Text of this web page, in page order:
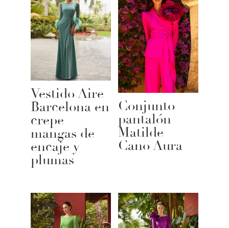
Vestido Aire
Barcelona en
crepe
mangas de
encaje y
plumas
Conjunto
pantalón
Matilde
Cano Aura